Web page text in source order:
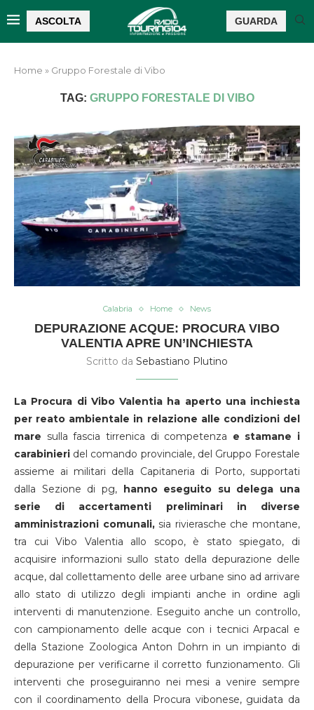
ASCOLTA GUARDA
Home » Gruppo Forestale di Vibo
TAG: GRUPPO FORESTALE DI VIBO
Calabria Home News
DEPURAZIONE ACQUE: PROCURA VIBO
VALENTIA APRE UN’INCHIESTA
Scritto da Sebastiano Plutino
La Procura di Vibo Valentia ha aperto una inchiesta
per reato ambientale in relazione alle condizioni del
mare sulla fascia tirrenica di competenza e stamane i
carabinieri del comando provinciale, del Gruppo Forestale
assieme ai militari della Capitaneria di Porto, supportati
dalla Sezione di pg,
hanno eseguito su delega una
serie di accertamenti preliminari in diverse
amministrazioni comunali,sia rivierasche che montane,
tra cui Vibo Valentia allo scopo, è stato spiegato, di
acquisire informazioni sullo stato della depurazione delle
acque, dal collettamento delle aree urbane sino ad arrivare
allo stato di utilizzo degli impianti anche in ordine agli
interventi di manutenzione. Eseguito anche un controllo,
con campionamento delle acque con i tecnici Arpacal e
della Stazione Zoologica Anton Dohrn in un impianto di
depurazione per verificarne il corretto funzionamento. Gli
interventi che proseguiranno nei mesi a venire sempre
con il coordinamento della Procura vibonese, guidata da